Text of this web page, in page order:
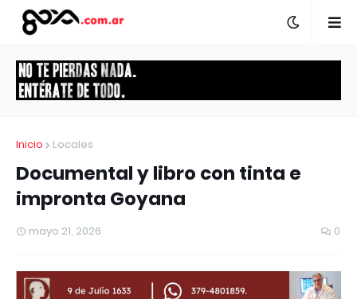
Inicio Locales
Documental y libro con tinta e
impronta Goyana
mayo 21, 2026 0